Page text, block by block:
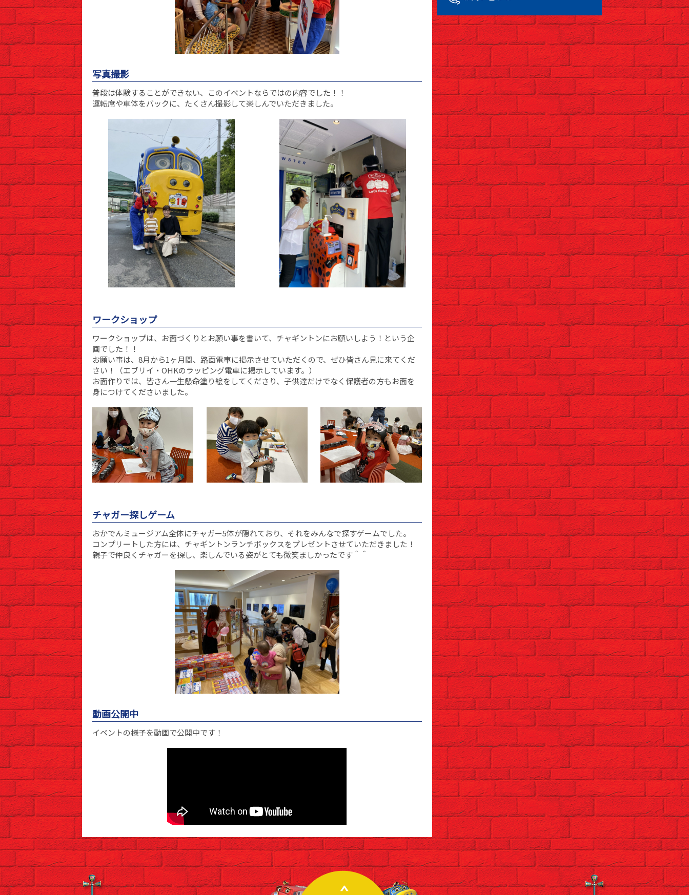
写真撮影
普段は体験することができない、このイベントならではの内容でした！！
運転席や車体をバックに、たくさん撮影して楽しんでいただきました。
ワークショップ
ワークショップは、お面づくりとお願い事を書いて、チャギントンにお願いしよう！という企
画でした！！
お願い事は、8月から1ヶ月間、路面電車に掲示させていただくので、ぜひ皆さん見に来てくだ
さい！（エブリイ・OHKのラッピング電車に掲示しています。）
お面作りでは、皆さん一生懸命塗り絵をしてくださり、子供達だけでなく保護者の方もお面を
身につけてくださいました。
チャガー探しゲーム
おかでんミュージアム全体にチャガー5体が隠れており、それをみんなで探すゲームでした。
コンプリートした方には、チャギントンランチボックスをプレゼントさせていただきました！
親子で仲良くチャガーを探し、楽しんでいる姿がとても微笑ましかったです＾＾
動画公開中
イベントの様子を動画で公開中です！